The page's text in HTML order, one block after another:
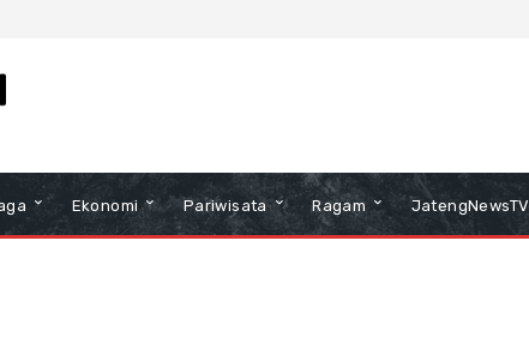
Ekonomi Pariwisata Ragam JatengNewsTV